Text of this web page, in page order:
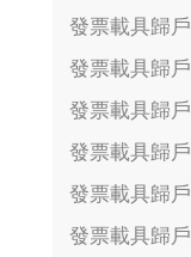
發票載具歸
發票載具歸
發票載具歸
發票載具歸
發票載具歸
發票載具歸